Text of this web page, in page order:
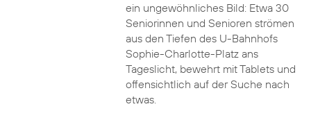
ein ungewöhnliches Bild: Etwa 30
Seniorinnen und Senioren strömen
aus den Tiefen des U-Bahnhofs
Sophie-Charlotte-Platz ans
Tageslicht, bewehrt mit Tablets und
offensichtlich auf der Suche nach
etwas.